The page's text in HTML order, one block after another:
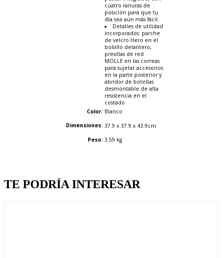
cuatro ranuras de
posición para que tu
día sea aún más fácil.
Detalles de utilidad
incorporados: parche
de velcro Hero en el
bolsillo delantero,
presillas de red
MOLLE en las correas
para sujetar accesorios
en la parte posterior y
abridor de botellas
desmontable de alta
resistencia en el
costado
Color: Blanco
Dimensiones: 37.9 x 37.9 x 43.9cm
Peso: 3.59 kg
TE PODRÍA INTERESAR